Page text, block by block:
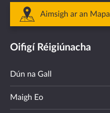
Aimsigh ar an Mapa
Oifigí Réigiúnacha
Dún na Gall
Maigh Eo